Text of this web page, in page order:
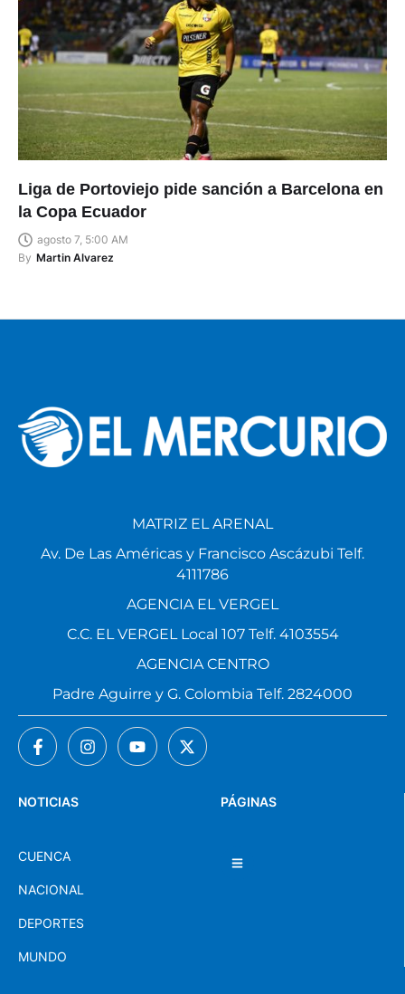
Liga de Portoviejo pide sanción a Barcelona en
la Copa Ecuador
agosto 7, 5:00 AM
By Martin Alvarez
PÁGINAS
NOTICIAS
CUENCA
NACIONAL
DEPORTES
MUNDO
MATRIZ EL ARENAL
Av. De Las Américas y Francisco Ascázubi Telf.
4111786
AGENCIA EL VERGEL
C.C. EL VERGEL Local 107 Telf. 4103554
AGENCIA CENTRO
Padre Aguirre y G. Colombia Telf. 2824000